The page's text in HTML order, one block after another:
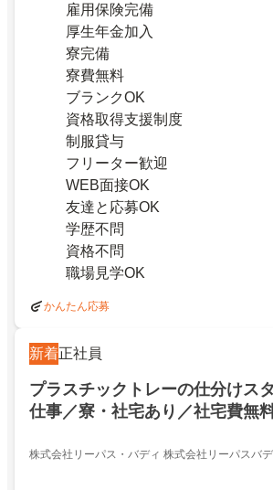
雇用保険完備
厚生年金加入
寮完備
寮費無料
ブランクOK
資格取得支援制度
制服貸与
フリーター歓迎
WEB面接OK
友達と応募OK
学歴不問
資格不問
職場見学OK
かんたん応募
新着正社員
プラスチックトレーの仕分けス
仕事／寮・社宅あり／社宅費無
株式会社リーパス・バディ 株式会社リーパスバ